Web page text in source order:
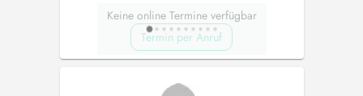
Keine online Termine verfügbar
Termin per Anruf